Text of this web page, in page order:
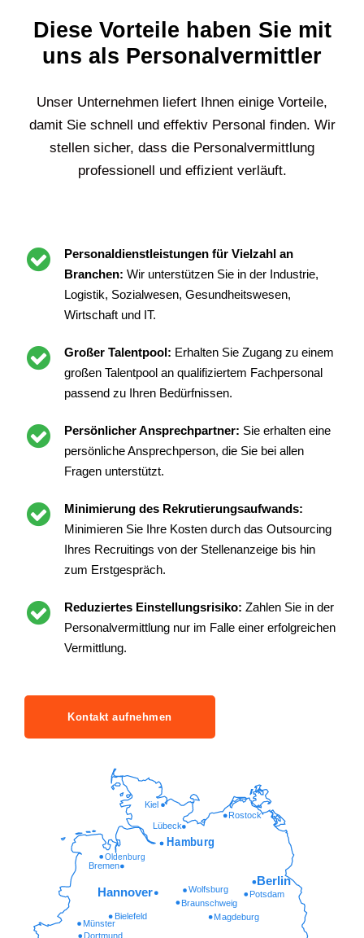
Diese Vorteile haben Sie mit
uns als Personalvermittler
Unser Unternehmen liefert Ihnen einige Vorteile,
damit Sie schnell und effektiv Personal finden. Wir
stellen sicher, dass die Personalvermittlung
professionell und effizient verläuft.
Personaldienstleistungen für Vielzahl an
Branchen: Wir unterstützen Sie in der Industrie,
Logistik, Sozialwesen, Gesundheitswesen,
Wirtschaft und IT.
Großer Talentpool: Erhalten Sie Zugang zu einem
großen Talentpool an qualifiziertem Fachpersonal
passend zu Ihren Bedürfnissen.
Persönlicher Ansprechpartner: Sie erhalten eine
persönliche Ansprechperson, die Sie bei allen
Fragen unterstützt.
Minimierung des Rekrutierungsaufwands:
Minimieren Sie Ihre Kosten durch das Outsourcing
Ihres Recruitings von der Stellenanzeige bis hin
zum Erstgespräch.
Reduziertes Einstellungsrisiko: Zahlen Sie in der
Personalvermittlung nur im Falle einer erfolgreichen
Vermittlung.
Kontakt aufnehmen
Dortmund
Münster
Magdeburg
Bielefeld
Braunschweig
Potsdam
Wolfsburg
Oldenburg
Lübeck
Rostock
Kiel
Hannover
Berlin
Bremen
Hamburg